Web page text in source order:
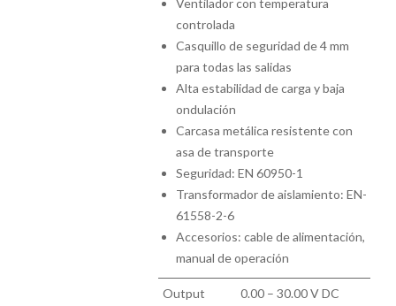
Ventilador con temperatura
controlada
Casquillo de seguridad de 4 mm
para todas las salidas
Alta estabilidad de carga y baja
ondulación
Carcasa metálica resistente con
asa de transporte
Seguridad: EN 60950-1
Transformador de aislamiento: EN-
61558-2-6
Accesorios: cable de alimentación,
manual de operación
Output 0.00 – 30.00 V DC